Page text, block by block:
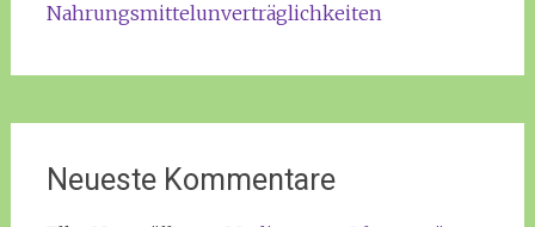
Nahrungsmittelunverträglichkeiten
Neueste Kommentare